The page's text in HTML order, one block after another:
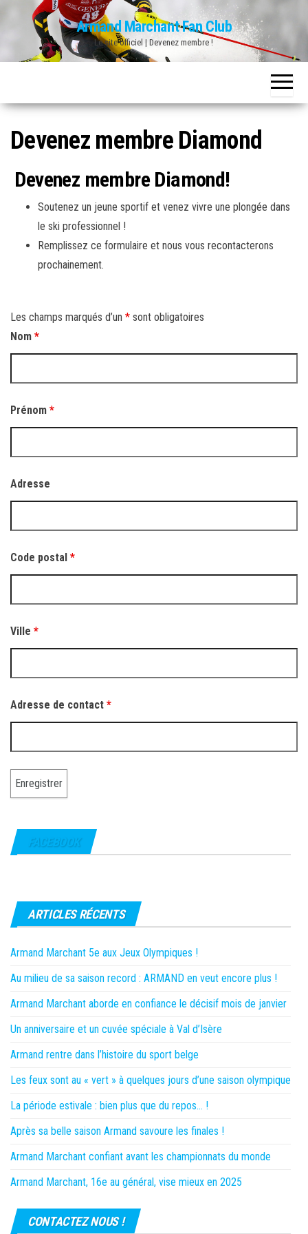
content
Armand Marchant Fan Club
Le site officiel | Devenez membre !
Devenez membre Diamond
Devenez membre Diamond!
Soutenez un jeune sportif et venez vivre une plongée dans
le ski professionnel !
Remplissez ce formulaire et nous vous recontacterons
prochainement.
Les champs marqués d’un * sont obligatoires
Nom *
Prénom *
Adresse
Code postal *
Ville *
Adresse de contact *
FACEBOOK
ARTICLES RÉCENTS
Armand Marchant 5e aux Jeux Olympiques !
Au milieu de sa saison record : ARMAND en veut encore plus !
Armand Marchant aborde en confiance le décisif mois de janvier
Un anniversaire et un cuvée spéciale à Val d’Isère
Armand rentre dans l’histoire du sport belge
Les feux sont au « vert » à quelques jours d’une saison olympique
La période estivale : bien plus que du repos… !
Après sa belle saison Armand savoure les finales !
Armand Marchant confiant avant les championnats du monde
Armand Marchant, 16e au général, vise mieux en 2025
CONTACTEZ NOUS !